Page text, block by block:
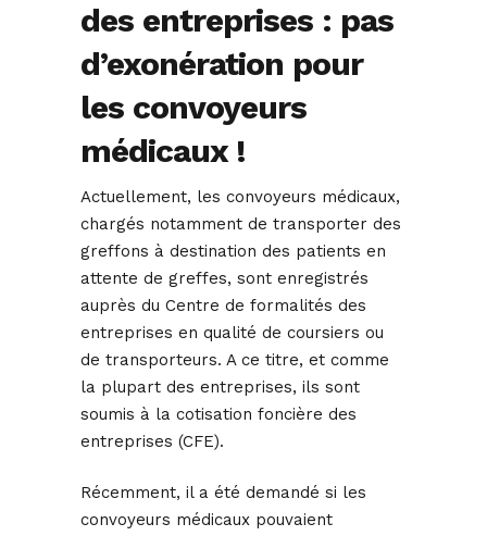
des entreprises : pas
d’exonération pour
les convoyeurs
médicaux !
Actuellement, les convoyeurs médicaux,
chargés notamment de transporter des
greffons à destination des patients en
attente de greffes, sont enregistrés
auprès du Centre de formalités des
entreprises en qualité de coursiers ou
de transporteurs. A ce titre, et comme
la plupart des entreprises, ils sont
soumis à la cotisation foncière des
entreprises (CFE).
Récemment, il a été demandé si les
convoyeurs médicaux pouvaient